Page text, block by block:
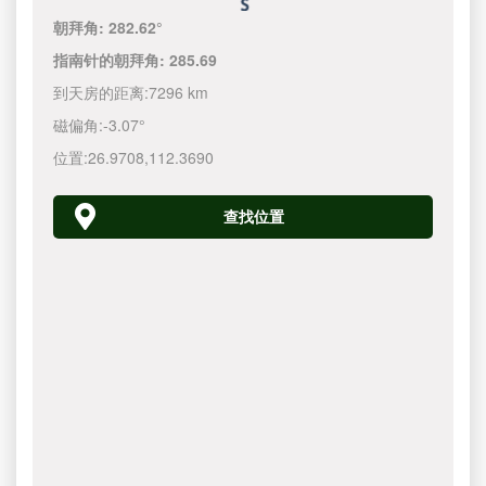
朝拜角:282.62°
指南针的朝拜角:285.69
到天房的距离:7296 km
磁偏角:-3.07°
位置:26.9708,112.3690
查找位置